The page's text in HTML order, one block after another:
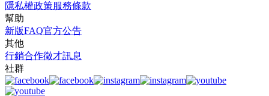
隱私權政策服務條款
幫助
新版FAQ官方公告
其他
行銷合作徵才訊息
社群